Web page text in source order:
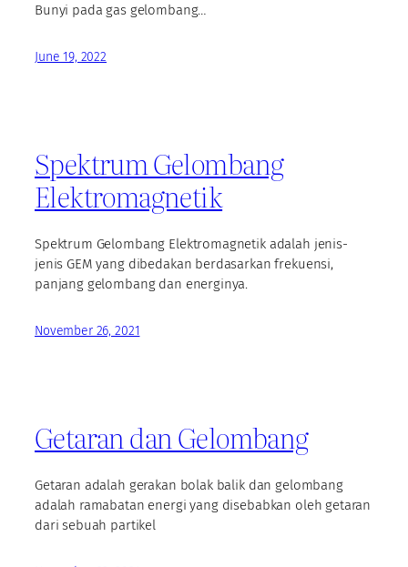
Bunyi pada gas gelombang…
June 19, 2022
Spektrum Gelombang
Elektromagnetik
Spektrum Gelombang Elektromagnetik adalah jenis-
jenis GEM yang dibedakan berdasarkan frekuensi,
panjang gelombang dan energinya.
November 26, 2021
Getaran dan Gelombang
Getaran adalah gerakan bolak balik dan gelombang
adalah ramabatan energi yang disebabkan oleh getaran
dari sebuah partikel